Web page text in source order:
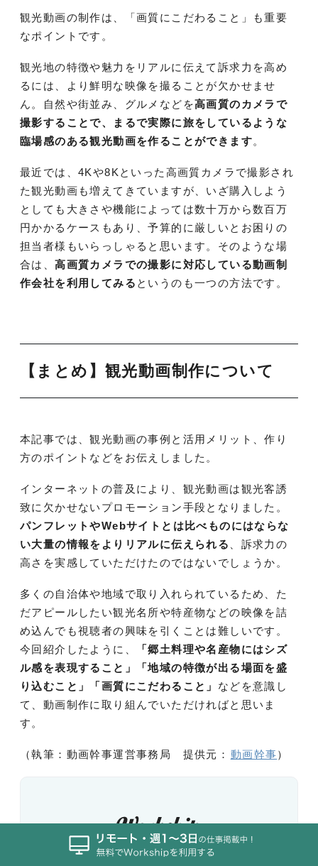
観光動画の制作は、「画質にこだわること」も重要
なポイントです。
観光地の特徴や魅力をリアルに伝えて訴求力を高め
るには、より鮮明な映像を撮ることが欠かせませ
ん。自然や街並み、グルメなどを高画質のカメラで
撮影することで、まるで実際に旅をしているような
臨場感のある観光動画を作ることができます。
最近では、4Kや8Kといった高画質カメラで撮影され
た観光動画も増えてきていますが、いざ購入しよう
としても大きさや機能によっては数十万から数百万
円かかるケースもあり、予算的に厳しいとお困りの
担当者様もいらっしゃると思います。そのような場
合は、高画質カメラでの撮影に対応している動画制
作会社を利用してみる というのも一つの方法です。
【まとめ】観光動画制作について
本記事では、観光動画の事例と活用メリット、作り
方のポイントなどをお伝えしました。
インターネットの普及により、観光動画は観光客誘
致に欠かせないプロモーション手段となりました。
パンフレットやWebサイトとは比べものにはならな
い大量の情報をよりリアルに伝えられる
、訴求力の
高さを実感していただけたのではないでしょうか。
多くの自治体や地域で取り入れられているため、た
だアピールしたい観光名所や特産物などの映像を詰
め込んでも視聴者の興味を引くことは難しいです。
今回紹介したように、
「郷土料理や名産物にはシズ
ル感を表現すること」「地域の特徴が出る場面を盛
り込むこと」「画質にこだわること」 などを意識し
て、動画制作に取り組んでいただければと思いま
す。
（執筆：動画幹事運営事務局 提供元： 動画幹事）
人気のフリーランス・副業求人